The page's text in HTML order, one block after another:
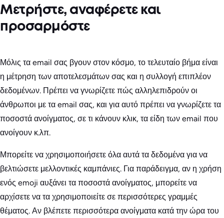
Μετρήστε, αναφέρετε και
προσαρμόστε
Μόλις τα email σας βγουν στον κόσμο, το τελευταίο βήμα είναι
η μέτρηση των αποτελεσμάτων σας και η συλλογή επιπλέον
δεδομένων. Πρέπει να γνωρίζετε πώς αλληλεπιδρούν οι
άνθρωποι με τα email σας, και για αυτό πρέπει να γνωρίζετε τα
ποσοστά ανοίγματος, σε τι κάνουν κλικ, τα είδη των email που
ανοίγουν κ.λπ.
Μπορείτε να χρησιμοποιήσετε όλα αυτά τα δεδομένα για να
βελτιώσετε μελλοντικές καμπάνιες. Για παράδειγμα, αν η χρήση
ενός emoji αυξάνει τα ποσοστά ανοίγματος, μπορείτε να
αρχίσετε να τα χρησιμοποιείτε σε περισσότερες γραμμές
θέματος. Αν βλέπετε περισσότερα ανοίγματα κατά την ώρα του